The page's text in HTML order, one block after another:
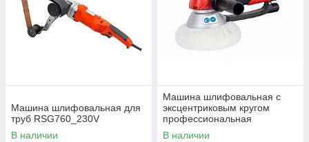
Машина шлифовальная для
труб RSG760_230V
В наличии
Машина шлифовальная с
эксцентриковым кругом
профессиональная
EZS150PRO_230V
В наличии